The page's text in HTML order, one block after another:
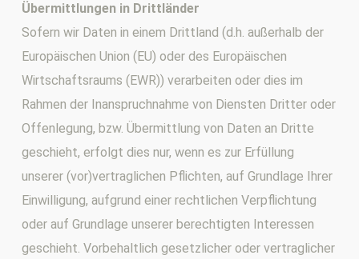
Übermittlungen in Drittländer
Sofern wir Daten in einem Drittland (d.h. außerhalb der
Europäischen Union (EU) oder des Europäischen
Wirtschaftsraums (EWR)) verarbeiten oder dies im
Rahmen der Inanspruchnahme von Diensten Dritter oder
Offenlegung, bzw. Übermittlung von Daten an Dritte
geschieht, erfolgt dies nur, wenn es zur Erfüllung
unserer (vor)vertraglichen Pflichten, auf Grundlage Ihrer
Einwilligung, aufgrund einer rechtlichen Verpflichtung
oder auf Grundlage unserer berechtigten Interessen
geschieht. Vorbehaltlich gesetzlicher oder vertraglicher